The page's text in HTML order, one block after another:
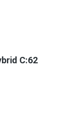
C:62